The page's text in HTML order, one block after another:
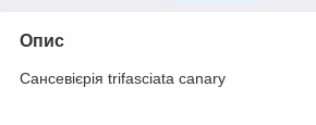
Опис
Сансевієрія trifasciata canary